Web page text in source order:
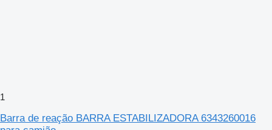
1
Barra de reação BARRA ESTABILIZADORA 6343260016